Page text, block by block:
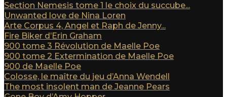
Section Nemesis tome 1 le choix du succube...
Unwanted love de Nina Loren
Arte Corpus 4, Angel et Raph de Jenny...
Fire Biker d’Erin Graham
900 tome 3 Révolution de Maelle Poe
900 tome 2 Extermination de Maelle Poe
900 de Maelle Poe
Colosse, le maître du jeu d’Anna Wendell
The most insolent man de Jeanne Pears